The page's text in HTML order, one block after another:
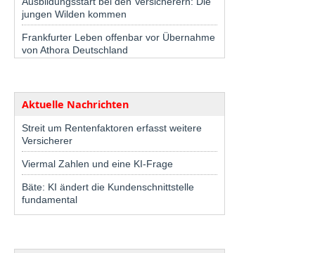
jungen Wilden kommen
Frankfurter Leben offenbar vor Übernahme
von Athora Deutschland
Aktuelle Nachrichten
Streit um Rentenfaktoren erfasst weitere
Versicherer
Viermal Zahlen und eine KI-Frage
Bäte: KI ändert die Kundenschnittstelle
fundamental